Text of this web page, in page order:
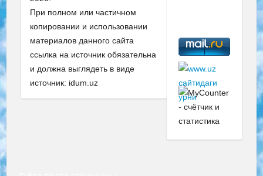
При полном или частичном
копировании и использовании
материалов данного сайта
ссылка на источник обязательна
и должна выглядеть в виде
источник: idum.uz